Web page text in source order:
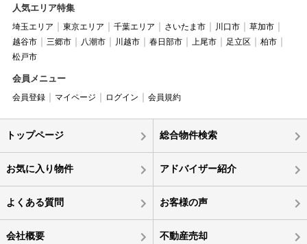
人気エリア特集
埼玉エリア 東京エリア 千葉エリア さいたま市 川口市
草加市
越谷市
三郷市 八潮市 川越市 春日部市 上尾市 足立区
柏市
松戸市
会員メニュー
会員登録 マイページ ログイン 会員規約
トップページ 総合物件検索
お気に入り物件 アドバイザー紹介
よくある質問 お客様の声
会社概要 不動産売却